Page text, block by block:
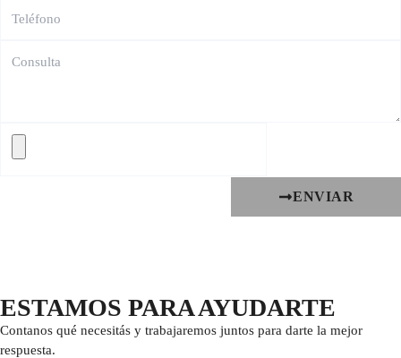
ENVIAR
ESTAMOS PARA AYUDARTE
Contanos qué necesitás y trabajaremos juntos para darte la mejor
respuesta.